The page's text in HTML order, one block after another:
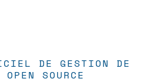
DE GESTION DE
OPEN SOURCE